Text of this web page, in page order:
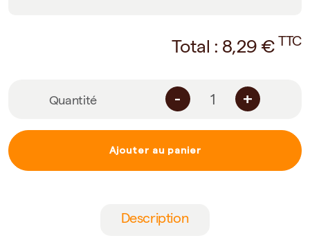
Total : 8,29 € TTC
Quantité - +
Ajouter au panier
Description